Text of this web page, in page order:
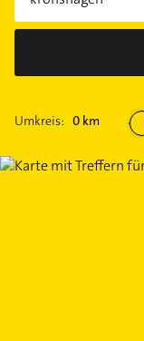
Umkreis: 0 km